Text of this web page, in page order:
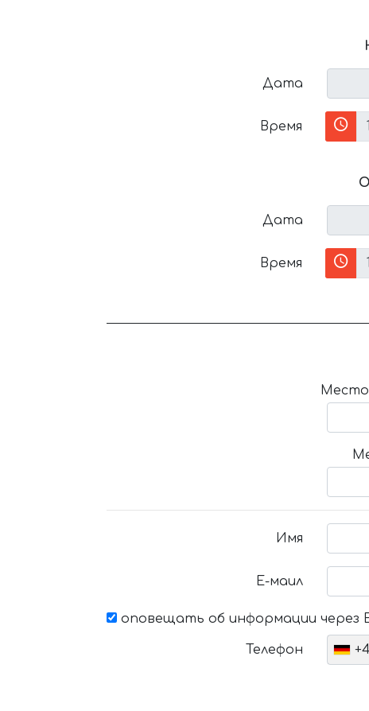
Дата
Время
Дата
Время
Место
Имя
Е-маил
оповещать об информации через
Телефон